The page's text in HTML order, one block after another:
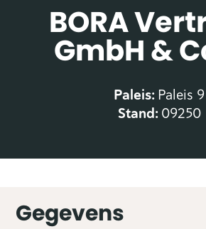
BORA
GmbH &
Paleis: Paleis 9
Stand: 09250
Gegevens